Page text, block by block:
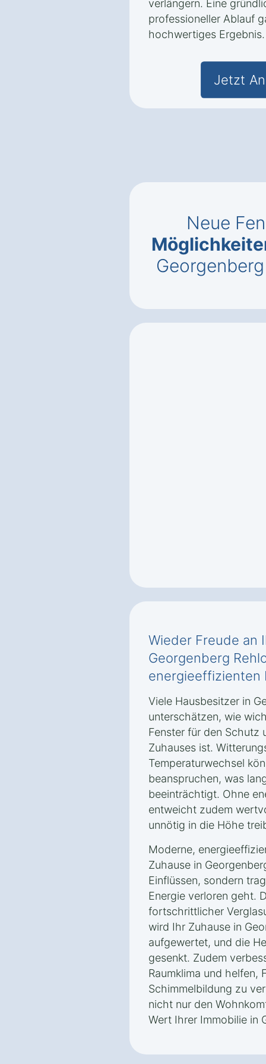
verlängern. Eine
professioneller Ablauf
hochwertiges Ergebnis.
Jetzt
Neue
Wieder Freude an
Georgenberg
energieeffizienten
Viele Hausbesitzer in
unterschätzen, wie
Fenster für den Schutz
Zuhauses ist.
Temperaturwechsel
beanspruchen, was
beeinträchtigt. Ohne
entweicht zudem
unnötig in die Höhe
Moderne,
Zuhause in
Einflüssen, sondern
Energie verloren geht.
fortschrittlicher
wird Ihr Zuhause in
aufgewertet, und die
gesenkt. Zudem
Raumklima und helfen,
Schimmelbildung zu
nicht nur den
Wert Ihrer Immobilie in